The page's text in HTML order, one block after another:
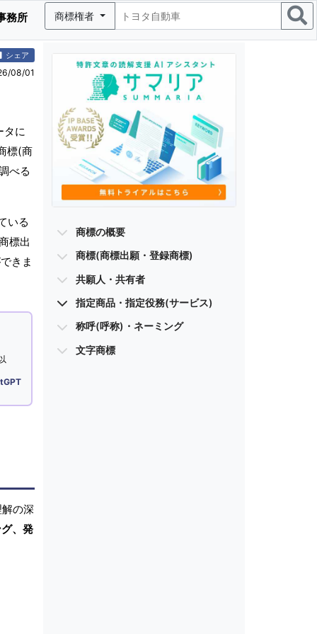
務所 商標権者
シェア
08/01
タに
標(商
べる
いる
標出
きま
の深
、発
商標の概要
商標(商標出願・登録商標)
共願人・共有者
指定商品・指定役務(サービス)
称呼(呼称)・ネーミング
文字商標